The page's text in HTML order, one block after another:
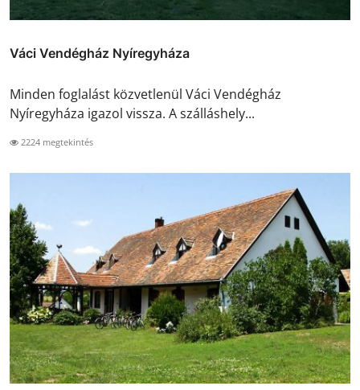
Váci Vendégház Nyíregyháza
Minden foglalást közvetlenül Váci Vendégház
Nyíregyháza igazol vissza. A szálláshely...
2224 megtekintés